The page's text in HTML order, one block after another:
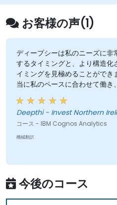
お客様の声(1)
ディープシーは私のニーズに非
するタイミングと、より構造化
イミングを見極めることがで
当に私のペースに合わせて働き
い方をまず見せてから自分で再
練が確実に身につきました。こ
ーの専門知識には非常に満足し
Deepthi - Invest Northern
コース - IBM Cognos Analytics
機械翻訳
今後のコース